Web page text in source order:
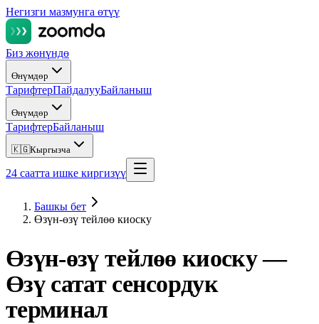
Негизги мазмунга өтүү
Биз жөнүндө
Өнүмдөр
ТарифтерПайдалууБайланыш
Өнүмдөр
ТарифтерБайланыш
🇰🇬Кыргызча
24 саатта ишке киргизүү
Башкы бет
Өзүн-өзү тейлөө киоску
Өзүн-өзү тейлөө киоску —
Өзү сатат сенсордук
терминал